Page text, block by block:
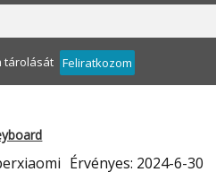
tárolását Feliratkozom
Érvényes: 2024-6-30